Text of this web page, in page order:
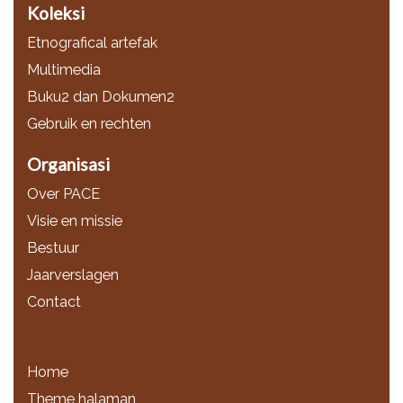
Koleksi
Etnografical artefak
Multimedia
Buku2 dan Dokumen2
Gebruik en rechten
Organisasi
Over PACE
Visie en missie
Bestuur
Jaarverslagen
Contact
Home
Theme halaman